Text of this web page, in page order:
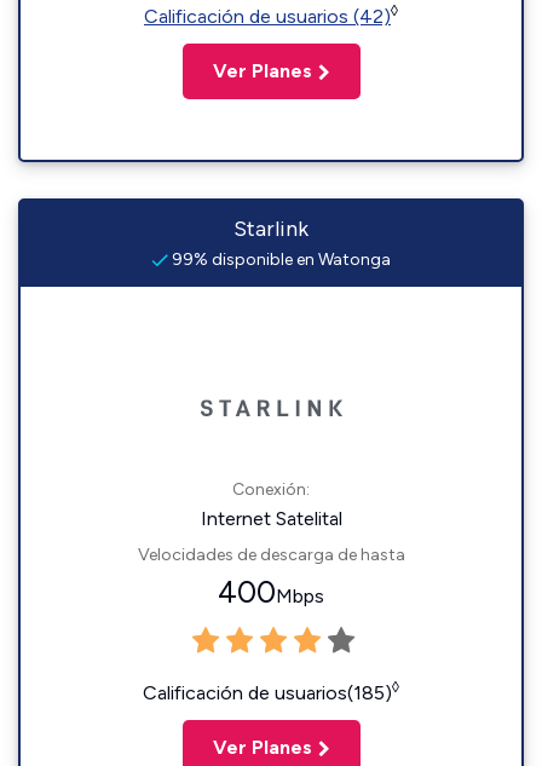
Calificación de usuarios (42)◊
Ver Planes
Starlink
99% disponible en Watonga
Conexión:
Internet Satelital
Velocidades de descarga de hasta
400Mbps
Calificación de usuarios(185)◊
Ver Planes